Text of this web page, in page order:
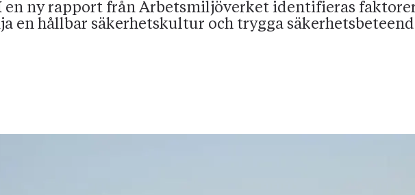
en ny rapport från Arbetsmiljöverket identifieras
en hållbar säkerhetskultur och trygga